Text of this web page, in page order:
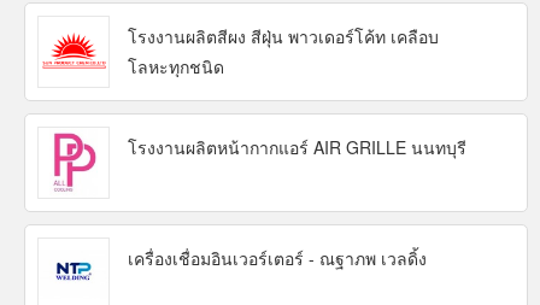
โรงงานผลิตสีผง สีฝุ่น พาวเดอร์โค้ท เคลือบ
โลหะทุกชนิด
โรงงานผลิตหน้ากากแอร์ AIR GRILLE นนทบุรี
เครื่องเชื่อมอินเวอร์เตอร์ - ณฐาภพ เวลดิ้ง